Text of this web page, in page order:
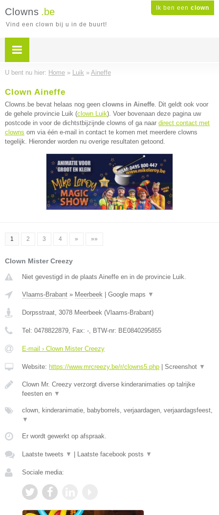
Ik ben een clown
Clowns .be
Vind een clown bij u in de buurt!
U bent nu hier: Home » Luik » Aineffe
Clown Aineffe
Clowns.be bevat helaas nog geen clowns in Aineffe. Dit geldt ook voor
de gehele provincie Luik (clown Luik). Voer bovenaan deze pagina uw
postcode in voor de dichtstbijzijnde clowns of ga naar direct contact met
clowns om via één e-mail in contact te komen met meerdere clowns
tegelijk. Hieronder worden nu overige resultaten getoond.
1 2 3 4 » »»
Clown Mister Creezy
Niet gevestigd in de plaats Aineffe en in de provincie Luik.
Vlaams-Brabant » Meerbeek Google maps ▼
Dorpsstraat, 3078 Meerbeek (Vlaams-Brabant)
Tel: 0478822879, Fax: -, BTW-nr: BE0840295855
E-mail › Clown Mister Creezy
Website: https://www.mrcreezy.be/r/clowns5.php Screenshot ▼
Clown Mr. Creezy verzorgt diverse kinderanimaties op talrijke
feesten en ▼
clown, kinderanimatie, babyborrels, verjaardagen, verjaardagsfeest,
▼
Er wordt gewerkt op afspraak.
Laatste tweets ▼ Laatste facebook posts ▼
Sociale media: